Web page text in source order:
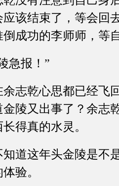
应该结束了，等会回
成功的李师师，等
报！”
乾心思都已经飞回
金陵又出事了？余志
得真的水灵。
这年头金陵是不是
验。